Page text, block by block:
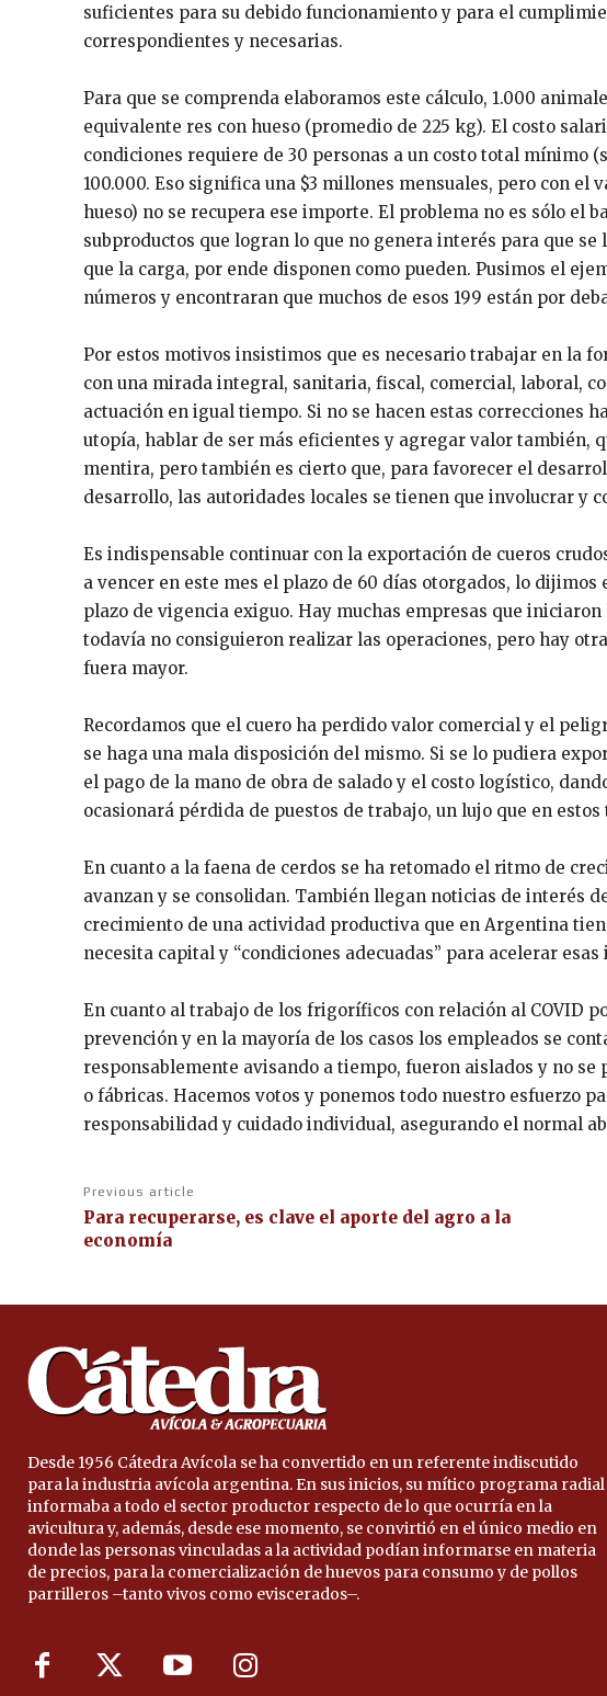
suficientes para su debido funcionamiento y para el
correspondientes y necesarias.
Para que se comprenda elaboramos este cálculo, 1.000
equivalente res con hueso (promedio de 225 kg). El costo
condiciones requiere de 30 personas a un costo total mínimo
100.000. Eso significa una $3 millones mensuales, pero con el
hueso) no se recupera ese importe. El problema no es sólo el
subproductos que logran lo que no genera interés para que
que la carga, por ende disponen como pueden. Pusimos el
números y encontraran que muchos de esos 199 están por
Por estos motivos insistimos que es necesario trabajar en la
con una mirada integral, sanitaria, fiscal, comercial, laboral,
actuación en igual tiempo. Si no se hacen estas correcciones
utopía, hablar de ser más eficientes y agregar valor también,
mentira, pero también es cierto que, para favorecer el
desarrollo, las autoridades locales se tienen que involucrar y
Es indispensable continuar con la exportación de cueros
a vencer en este mes el plazo de 60 días otorgados, lo
plazo de vigencia exiguo. Hay muchas empresas que
todavía no consiguieron realizar las operaciones, pero hay
fuera mayor.
Recordamos que el cuero ha perdido valor comercial y el
se haga una mala disposición del mismo. Si se lo pudiera
el pago de la mano de obra de salado y el costo logístico,
ocasionará pérdida de puestos de trabajo, un lujo que en
En cuanto a la faena de cerdos se ha retomado el ritmo de
avanzan y se consolidan. También llegan noticias de interés
crecimiento de una actividad productiva que en Argentina
necesita capital y “condiciones adecuadas” para acelerar esas
En cuanto al trabajo de los frigoríficos con relación al COVID
prevención y en la mayoría de los casos los empleados se
responsablemente avisando a tiempo, fueron aislados y no
o fábricas. Hacemos votos y ponemos todo nuestro esfuerzo
responsabilidad y cuidado individual, asegurando el normal
Previous article
Para recuperarse, es clave el aporte del agro a la
economía
Desde 1956 Cátedra Avícola se ha convertido en un referente indiscutido
para la industria avícola argentina. En sus inicios, su mítico programa radial
informaba a todo el sector productor respecto de lo que ocurría en la
avicultura y, además, desde ese momento, se convirtió en el único medio en
donde las personas vinculadas a la actividad podían informarse en materia
de precios, para la comercialización de huevos para consumo y de pollos
parrilleros –tanto vivos como eviscerados–.